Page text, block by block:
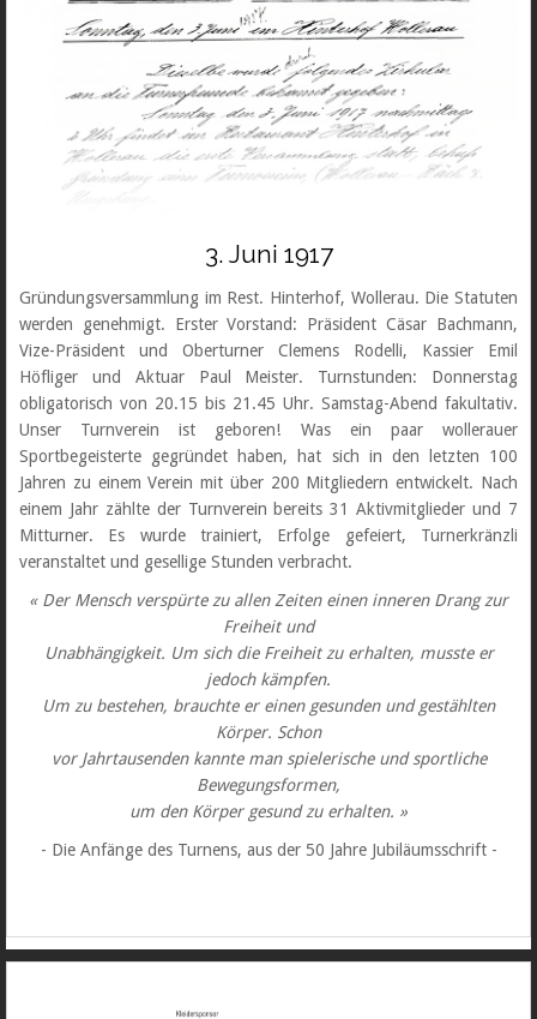
3. Juni 1917
Gründungsversammlung im Rest. Hinterhof, Wollerau. Die Statuten
werden genehmigt. Erster Vorstand: Präsident Cäsar Bachmann,
Vize-Präsident und Oberturner Clemens Rodelli, Kassier Emil
Höfliger und Aktuar Paul Meister. Turnstunden: Donnerstag
obligatorisch von 20.15 bis 21.45 Uhr. Samstag-Abend fakultativ.
Unser Turnverein ist geboren! Was ein paar wollerauer
Sportbegeisterte gegründet haben, hat sich in den letzten 100
Jahren zu einem Verein mit über 200 Mitgliedern entwickelt. Nach
einem Jahr zählte der Turnverein bereits 31 Aktivmitglieder und 7
Mitturner. Es wurde trainiert, Erfolge gefeiert, Turnerkränzli
veranstaltet und gesellige Stunden verbracht.
« Der Mensch verspürte zu allen Zeiten einen inneren Drang zur
Freiheit und
Unabhängigkeit. Um sich die Freiheit zu erhalten, musste er
jedoch kämpfen.
Um zu bestehen, brauchte er einen gesunden und gestählten
Körper. Schon
vor Jahrtausenden kannte man spielerische und sportliche
Bewegungsformen,
um den Körper gesund zu erhalten. »
- Die Anfänge des Turnens, aus der 50 Jahre Jubiläumsschrift -